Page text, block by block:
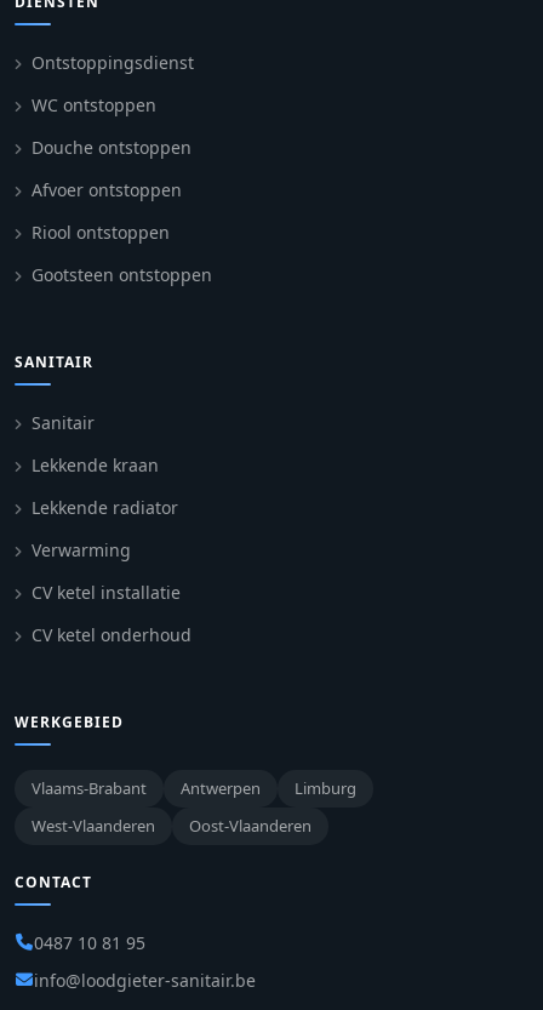
Ontstoppingsdienst
WC ontstoppen
Douche ontstoppen
Afvoer ontstoppen
Riool ontstoppen
Gootsteen ontstoppen
SANITAIR
Sanitair
Lekkende kraan
Lekkende radiator
Verwarming
CV ketel installatie
CV ketel onderhoud
WERKGEBIED
Vlaams-Brabant Antwerpen
Limburg
West-Vlaanderen
Oost-Vlaanderen
CONTACT
0487 10 81 95
info@loodgieter-sanitair.be